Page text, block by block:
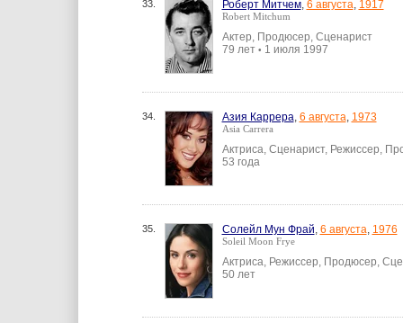
33. Роберт Митчем, 6 августа, 1917
Robert Mitchum
Актер, Продюсер, Сценарист
79 лет • 1 июля 1997
34. Азия Каррера, 6 августа, 1973
Asia Carrera
Актриса, Сценарист, Режиссер,
53 года
35. Солейл Мун Фрай, 6 августа, 1976
Soleil Moon Frye
Актриса, Режиссер, Продюсер,
50 лет